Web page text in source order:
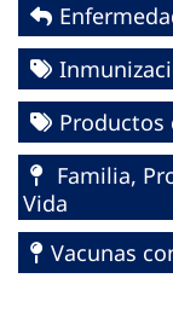
Productos
Familia,
Vida
Vacunas